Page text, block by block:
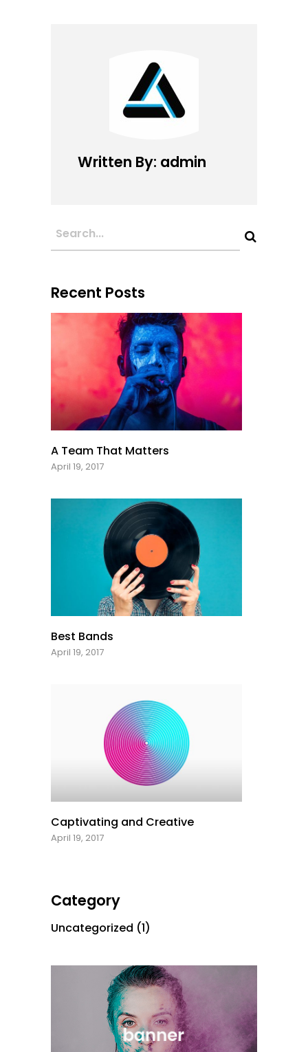
Written By: admin
Recent Posts
A Team That Matters
April 19, 2017
Best Bands
April 19, 2017
Captivating and Creative
April 19, 2017
Category
Uncategorized (1)